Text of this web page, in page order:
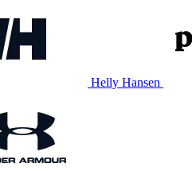
Helly Hansen